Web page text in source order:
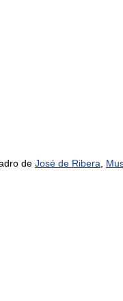
de José de Ribera,